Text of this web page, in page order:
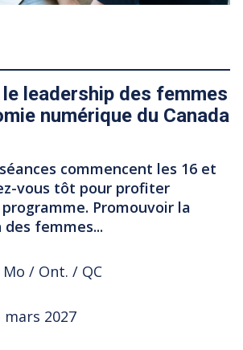
leadership des femmes
numérique du Canada
commencent les 16 et
vous tôt pour profiter
Promouvoir la
femmes...
Mo Ont. QC
mars 2027